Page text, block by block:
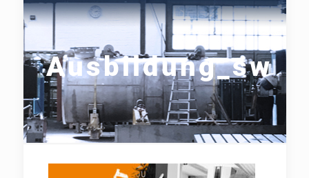
Ausbildung_sw